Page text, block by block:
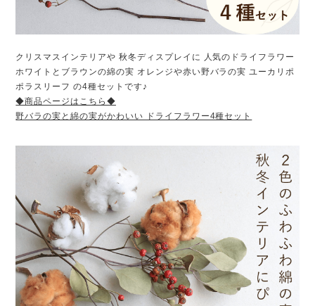
クリスマスインテリアや 秋冬ディスプレイに 人気のドライフラワー
ホワイトとブラウンの綿の実 オレンジや赤い野バラの実 ユーカリポ
ポラスリーフ の4種セットです♪
◆商品ページはこちら◆
野バラの実と綿の実がかわいい ドライフラワー4種セット